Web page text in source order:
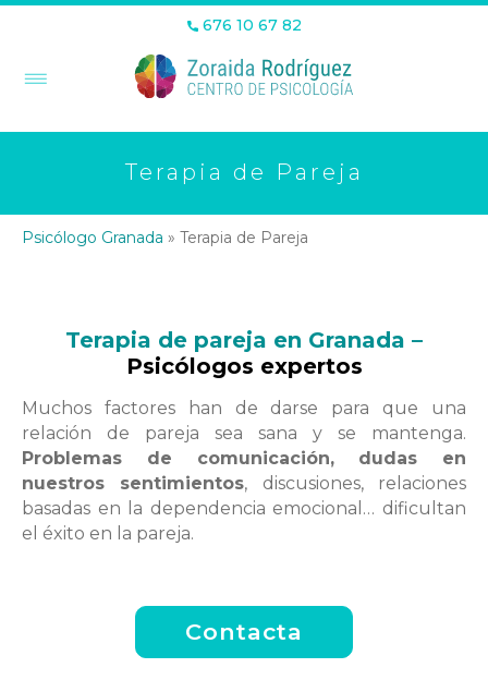
676 10 67 82
Terapia de Pareja
Psicólogo Granada » Terapia de Pareja
Terapia de pareja en Granada –
Psicólogos expertos
Muchos factores han de darse para que una
relación de pareja sea sana y se mantenga.
Problemas de comunicación, dudas en
nuestros sentimientos, discusiones, relaciones
basadas en la dependencia emocional… dificultan
el éxito en la pareja.
Contacta